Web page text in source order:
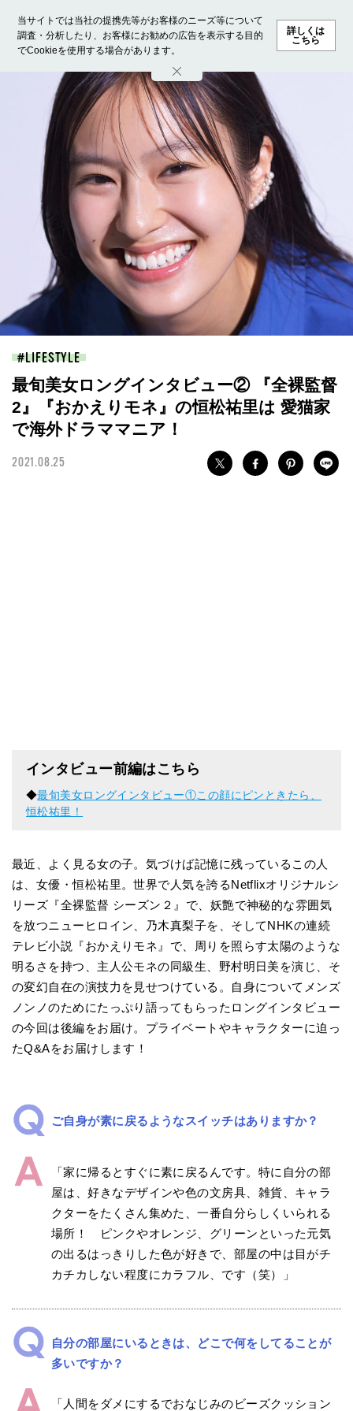
当サイトでは当社の提携先等がお客様のニーズ等について
調査・分析したり、お客様にお勧めの広告を表示する目的
でCookieを使用する場合があります。
詳しくは
こちら
ホーム モデル募集 ランキング ファッション ビューテ
LIFESTYLE
最旬美女ロングインタビュー② 『全裸監督
2』『おかえりモネ』の恒松祐里は 愛猫家
で海外ドラママニア！
2021.08.25
インタビュー前編はこちら
◆最旬美女ロングインタビュー①この顔にピンときたら、
恒松祐里！
最近、よく見る女の子。気づけば記憶に残っているこの人
は、女優・恒松祐里。世界で人気を誇るNetflixオリジナルシ
リーズ『全裸監督 シーズン２』で、妖艶で神秘的な雰囲気
を放つニューヒロイン、乃木真梨子を、そしてNHKの連続
テレビ小説『おかえりモネ』で、周りを照らす太陽のような
明るさを持つ、主人公モネの同級生、野村明日美を演じ、そ
の変幻自在の演技力を見せつけている。自身についてメンズ
ノンノのためにたっぷり語ってもらったロングインタビュー
の今回は後編をお届け。プライベートやキャラクターに迫っ
たQ&Aをお届けします！
ご自身が素に戻るようなスイッチはありますか？
「家に帰るとすぐに素に戻るんです。特に自分の部
屋は、好きなデザインや色の文房具、雑貨、キャラ
クターをたくさん集めた、一番自分らしくいられる
場所！ ピンクやオレンジ、グリーンといった元気
の出るはっきりした色が好きで、部屋の中は目がチ
カチカしない程度にカラフル、です（笑）」
自分の部屋にいるときは、どこで何をしてることが
多いですか？
「人間をダメにするでおなじみのビーズクッション